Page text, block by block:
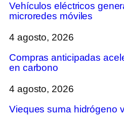
Vehículos eléctricos
microredes móviles
4 agosto, 2026
Compras anticipadas
en carbono
4 agosto, 2026
Vieques suma hidrógeno